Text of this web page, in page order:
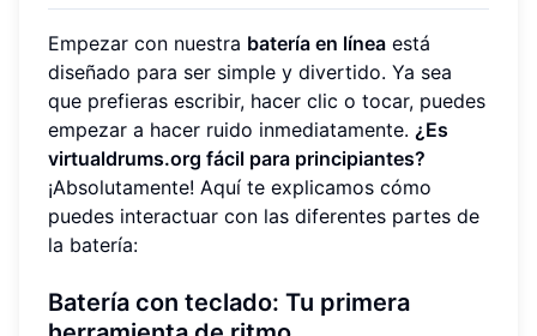
Empezar con nuestra batería en línea está
diseñado para ser simple y divertido. Ya sea
que prefieras escribir, hacer clic o tocar, puedes
empezar a hacer ruido inmediatamente. ¿Es
virtualdrums.org fácil para principiantes?
¡Absolutamente! Aquí te explicamos cómo
puedes interactuar con las diferentes partes de
la batería:
Batería con teclado: Tu primera